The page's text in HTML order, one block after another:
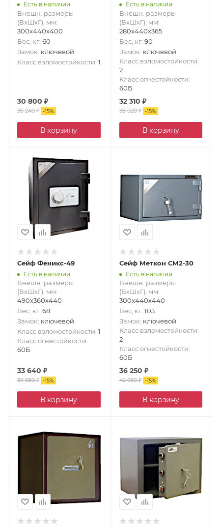
Есть в наличии
Внешн. размеры
(ВxШxГ), мм:
300x440x400
Вес, кг: 60
Замок: ключевой
Класс взломостойкости: 1
30 800 ₽
36 240₽ -15%
В корзину
Есть в наличии
Внешн. размеры
(ВxШxГ), мм:
280x440x365
Вес, кг: 90
Замок: ключевой
Класс взломостойкости:
2
Класс огнестойкости:
60Б
32 310 ₽
38 020₽ -15%
В корзину
Сейф Феникс-49
Есть в наличии
Внешн. размеры
(ВxШxГ), мм:
490х360х440
Вес, кг: 68
Замок: ключевой
Класс взломостойкости: 1
Класс огнестойкости:
60Б
33 640 ₽
39 580₽ -15%
В корзину
Сейф Меткон СМ2-30
Есть в наличии
Внешн. размеры
(ВxШxГ), мм:
300x440x440
Вес, кг: 103
Замок: ключевой
Класс взломостойкости:
2
Класс огнестойкости:
60Б
36 250 ₽
42 650₽ -15%
В корзину